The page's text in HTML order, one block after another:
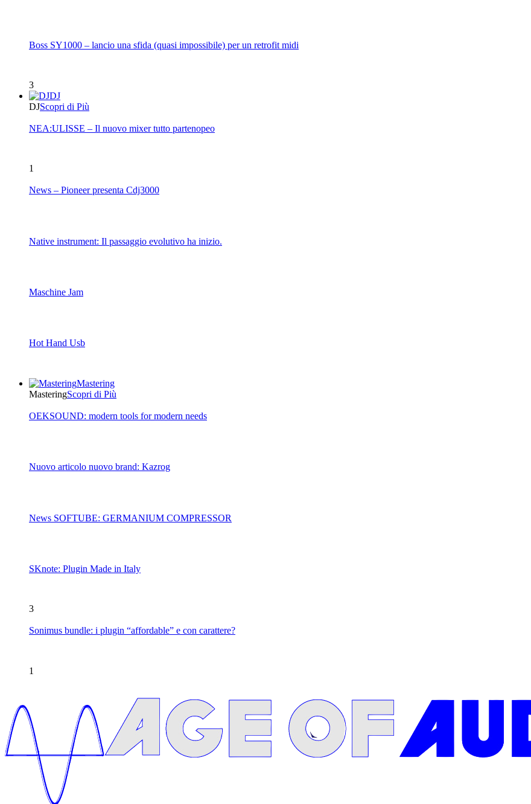
Boss SY1000 – lancio una sfida (quasi impossibile) per un retrofit midi
3
DJ
DJScopri di Più
NEA:ULISSE – Il nuovo mixer tutto partenopeo
1
News – Pioneer presenta Cdj3000
Native instrument: Il passaggio evolutivo ha inizio.
Maschine Jam
Hot Hand Usb
Mastering
MasteringScopri di Più
OEKSOUND: modern tools for modern needs
Nuovo articolo nuovo brand: Kazrog
News SOFTUBE: GERMANIUM COMPRESSOR
SKnote: Plugin Made in Italy
3
Sonimus bundle: i plugin “affordable” e con carattere?
1